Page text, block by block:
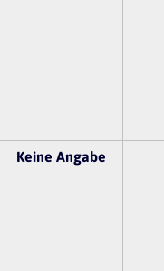
Keine Angabe